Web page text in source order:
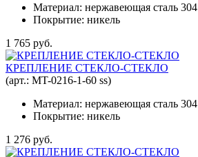
Материал: нержавеющая сталь 304
Покрытие: никель
1 765 руб.
КРЕПЛЕНИЕ СТЕКЛО-СТЕКЛО
(арт.: MT-0216-1-60 ss)
Материал: нержавеющая сталь 304
Покрытие: никель
1 276 руб.